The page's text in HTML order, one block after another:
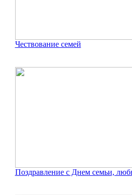
Чествование семей
Поздравление с Днем семьи,